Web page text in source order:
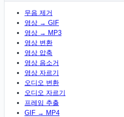
무음 제거
영상 → GIF
영상 → MP3
영상 변환
영상 압축
영상 음소거
영상 자르기
오디오 변환
오디오 자르기
프레임 추출
GIF → MP4